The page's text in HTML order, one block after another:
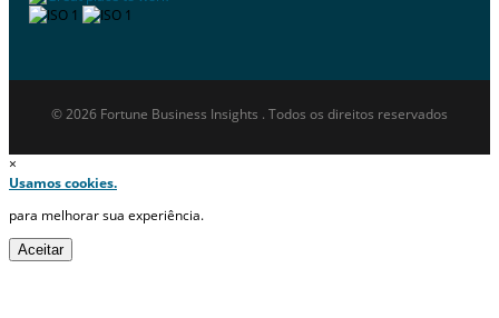
© 2026 Fortune Business Insights . Todos os direitos reservados
×
Usamos cookies.
para melhorar sua experiência.
Aceitar